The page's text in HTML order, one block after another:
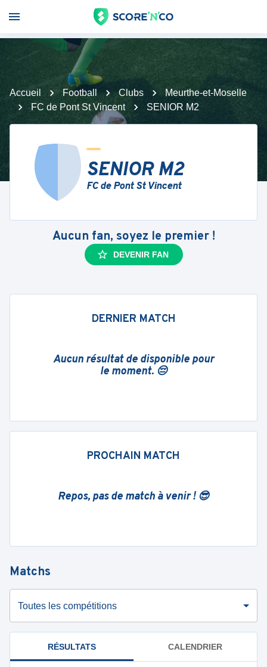
Accueil Football Clubs
Meurthe-et-Moselle
FC de Pont St Vincent
SENIOR M2
SENIOR M2
FC de Pont St Vincent
Aucun fan, soyez le premier !
DEVENIR FAN
DERNIER MATCH
Aucun résultat de disponible pour
le moment. 😔
PROCHAIN MATCH
Repos, pas de match à venir ! 😎
Matchs
Toutes les compétitions
RÉSULTATS CALENDRIER